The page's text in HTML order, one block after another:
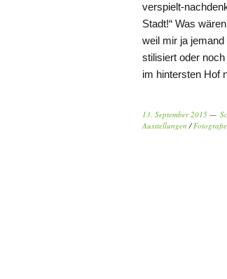
verspielt-
Stadt!“ Was
weil mir ja
stilisiert oder
im hintersten Hof
13. September 2015
Ausstellungen /Fotografie